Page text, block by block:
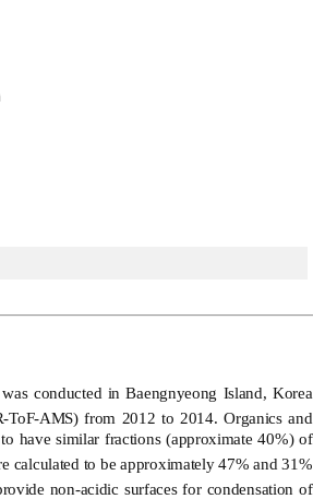
conducted in Baengnyeong Island, Korea
ToF-AMS) from 2012 to 2014. Organics and
have similar fractions (approximate 40%) of
calculated to be approximately 47% and 31%
non-acidic surfaces for condensation of